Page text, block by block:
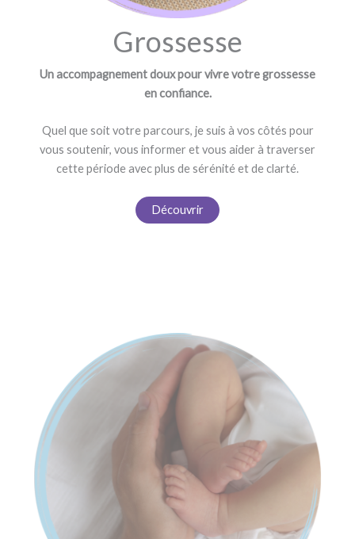
Grossesse
Un accompagnement doux pour vivre votre grossesse
en confiance.
Quel que soit votre parcours, je suis à vos côtés pour
vous soutenir, vous informer et vous aider à traverser
cette période avec plus de sérénité et de clarté.
Découvrir